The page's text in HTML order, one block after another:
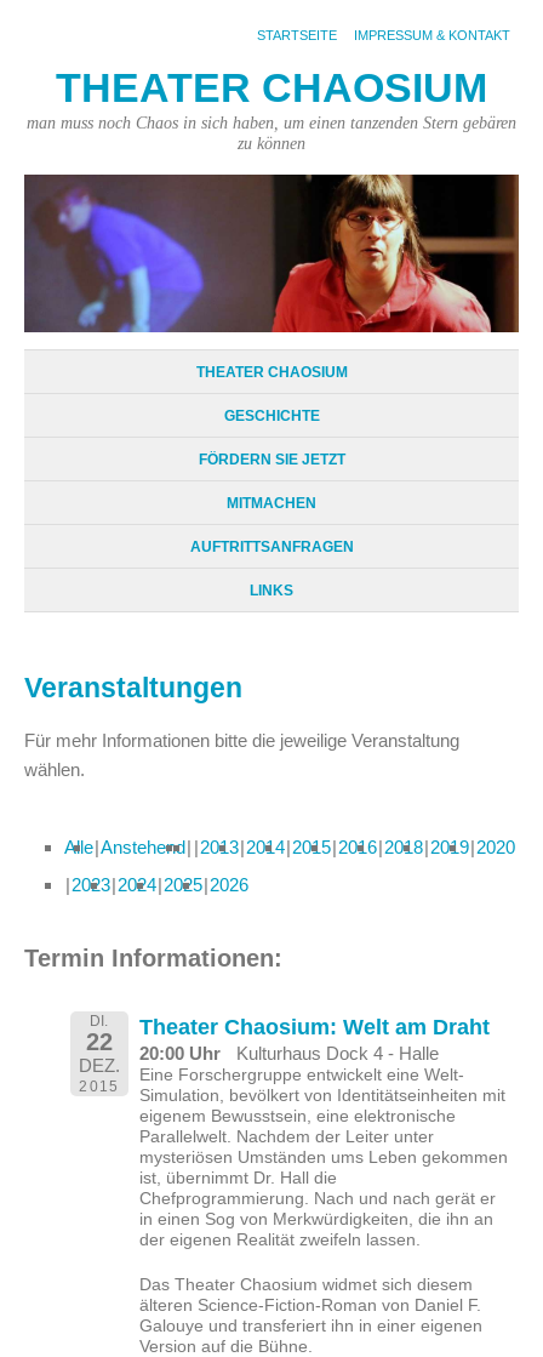
STARTSEITE IMPRESSUM & KONTAKT
THEATER CHAOSIUM
man muss noch Chaos in sich haben, um einen tanzenden Stern gebären
zu können
THEATER CHAOSIUM
GESCHICHTE
FÖRDERN SIE JETZT
MITMACHEN
AUFTRITTSANFRAGEN
LINKS
Veranstaltungen
Für mehr Informationen bitte die jeweilige Veranstaltung
wählen.
Alle Anstehend 2013 2014 2015 2016 2018 2019 2020
2023 2024 2025 2026
Termin Informationen:
DI.
22
DEZ.
2015
Theater Chaosium: Welt am Draht
20:00 Uhr Kulturhaus Dock 4 - Halle
Eine Forschergruppe entwickelt eine Welt-
Simulation, bevölkert von Identitätseinheiten mit
eigenem Bewusstsein, eine elektronische
Parallelwelt. Nachdem der Leiter unter
mysteriösen Umständen ums Leben gekommen
ist, übernimmt Dr. Hall die
Chefprogrammierung. Nach und nach gerät er
in einen Sog von Merkwürdigkeiten, die ihn an
der eigenen Realität zweifeln lassen.
Das Theater Chaosium widmet sich diesem
älteren Science-Fiction-Roman von Daniel F.
Galouye und transferiert ihn in einer eigenen
Version auf die Bühne.